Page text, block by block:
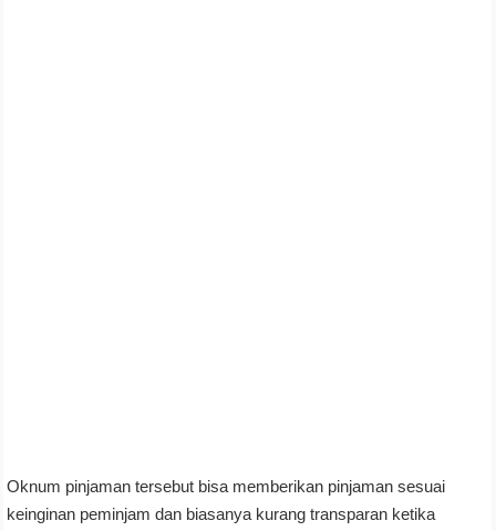
Oknum pinjaman tersebut bisa memberikan pinjaman sesuai
keinginan peminjam dan biasanya kurang transparan ketika